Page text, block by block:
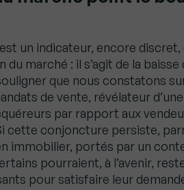
un indicateur, encore discret,
marché : il s’agit de la
que nous constatons
de vente, révélateur
par rapport aux
cette conjoncture persiste,
immobilier, portés par un
pourraient, à l’avenir,
pour satisfaire leur